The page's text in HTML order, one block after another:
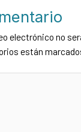
electrónico no
están